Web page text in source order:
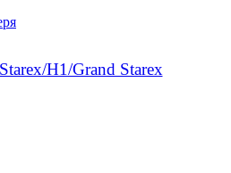
H1/Grand Starex